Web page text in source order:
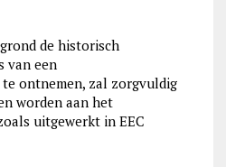
de historisch
van een
ontnemen, zal zorgvuldig
worden aan het
uitgewerkt in EEC